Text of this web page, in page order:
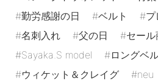
勤労感謝の日
ベルト
名刺入れ
父の日
セール
Sayaka.S model
ロングベ
ウィケット＆クレイグ
neu